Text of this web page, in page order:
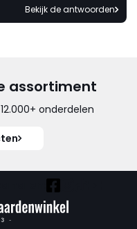
Bekijk de antwoorden
assortiment
onderdelen